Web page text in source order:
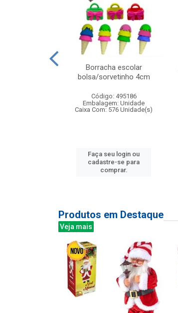
Borracha escolar
bolsa/sorvetinho 4cm
Código: 495186
Embalagem: Unidade
Caixa Com: 576 Unidade(s)
Faça seu login ou
cadastre-se para
comprar.
Produtos em Destaque
Veja mais